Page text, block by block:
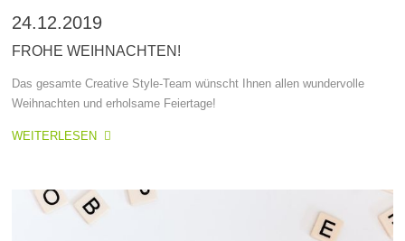
24.12.2019
FROHE WEIHNACHTEN!
Das gesamte Creative Style-Team wünscht Ihnen allen wundervolle
Weihnachten und erholsame Feiertage!
WEITERLESEN